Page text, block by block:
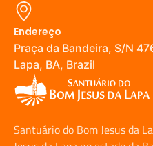
Endereço
Praça da Bandeira, S/N
Lapa, BA, Brazil
Santuário do Bom Jesus da